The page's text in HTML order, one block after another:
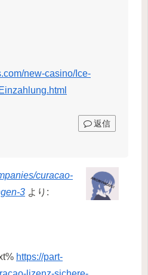
new-casino/Ice-
返信
curacao-
3 より:
https://part-